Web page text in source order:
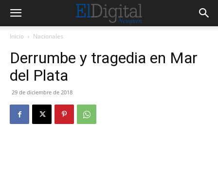
Inicio Nacionales
Derrumbe y tragedia en Mar
del Plata
29 de diciembre de 2018